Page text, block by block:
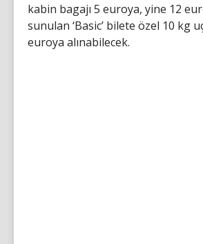
kabin bagajı 5 euroya, yine 12
sunulan ‘Basic’ bilete özel 10 kg
euroya alınabilecek.